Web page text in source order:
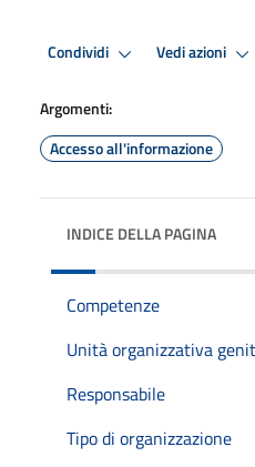
Condividi Vedi azioni
Argomenti:
Accesso all'informazione
INDICE DELLA PAGINA
Competenze
Unità organizzativa
Responsabile
Tipo di organizzazione